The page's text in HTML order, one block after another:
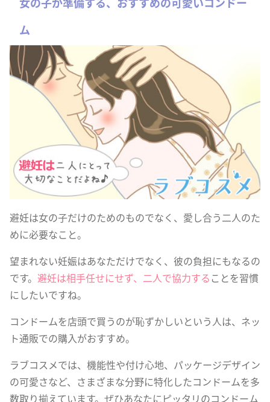
ム
避妊は女の子だけのためのものでなく、愛し合う二人のた
めに必要なこと。
望まれない妊娠はあなただけでなく、彼の負担にもなるの
です。 避妊は相手任せにせず、二人で協力することを習慣
にしたいですね。
コンドームを店頭で買うのが恥ずかしいという人は、ネッ
ト通販での購入がおすすめ。
ラブコスメでは、機能性や付け心地、パッケージデザイン
の可愛さなど、さまざまな分野に特化したコンドームを多
数取り揃えています。ぜひあなたにピッタリのコンドーム